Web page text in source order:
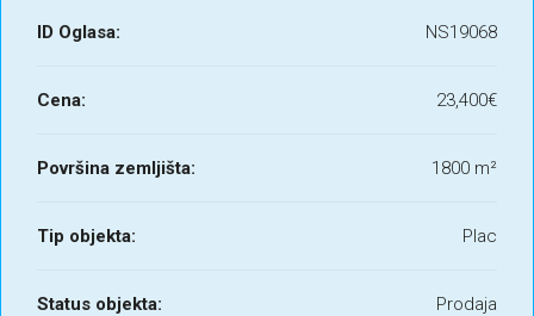
ID Oglasa: NS19068
Cena: 23,400€
Površina zemljišta: 1800 m²
Tip objekta: Plac
Status objekta: Prodaja